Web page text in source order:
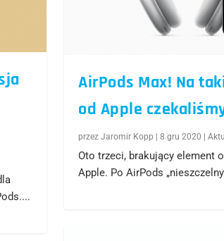
AirPods Max! Na
od Apple
przezJaromir Kopp |8 gru 2020 |
Oto trzeci, brakujący element
Apple. Po AirPods